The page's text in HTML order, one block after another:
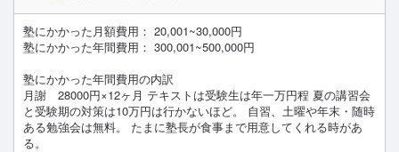
塾にかかった月額費用： 20,001~30,000円
塾にかかった年間費用： 300,001~500,000円
塾にかかった年間費用の内訳
月謝 28000円×12ヶ月 テキストは受験生は年一万円程 夏の講習会
と受験期の対策は10万円は行かないほど。 自習、土曜や年末・随時
ある勉強会は無料。 たまに塾長が食事まで用意してくれる時があ
る。